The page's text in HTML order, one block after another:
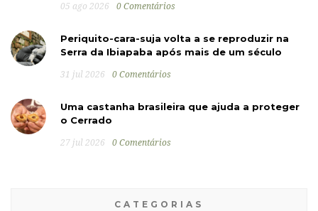
05 ago 2026 0 Comentários
Periquito-cara-suja volta a se reproduzir na
Serra da Ibiapaba após mais de um século
31 jul 2026 0 Comentários
Uma castanha brasileira que ajuda a proteger
o Cerrado
27 jul 2026 0 Comentários
CATEGORIAS